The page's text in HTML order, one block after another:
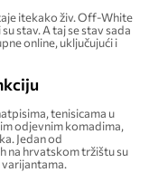
itekako živ. Off-White
stav. A taj se stav sada
online, uključujući i
tenisicama u
odjevnim komadima,
Jedan od
na hrvatskom tržištu su
varijantama.